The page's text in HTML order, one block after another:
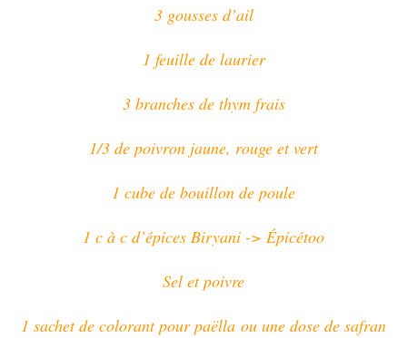
3 gousses d’ail
1 feuille de laurier
3 branches de thym frais
1/3 de poivron jaune, rouge et vert
1 cube de bouillon de poule
1 c à c d’épices Biryani -> Épicétoo
Sel et poivre
1 sachet de colorant pour paëlla ou une dose de safran